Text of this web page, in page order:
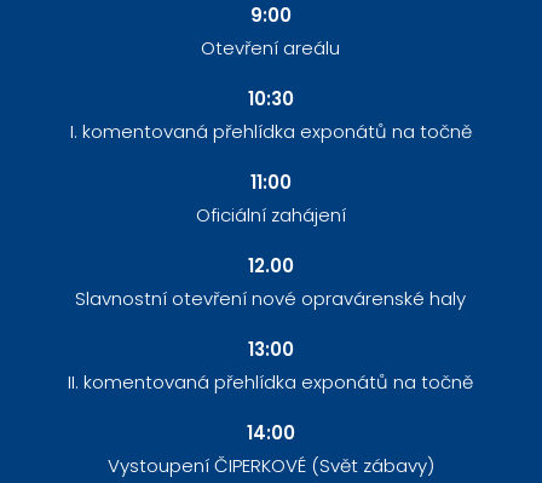
9:00
Otevření areálu
10:30
I. komentovaná přehlídka exponátů na točně
11:00
Oficiální zahájení
12.00
Slavnostní otevření nové opravárenské haly
13:00
II. komentovaná přehlídka exponátů na točně
14:00
Vystoupení ČIPERKOVÉ (Svět zábavy)